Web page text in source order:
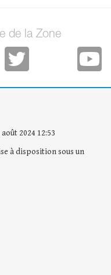
de la Zone
2024 12:53
à disposition sous un